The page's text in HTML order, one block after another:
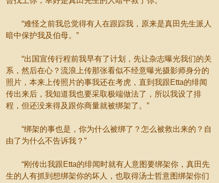
“难怪之前我总觉得有人在跟踪我，原来是真田先生派人
暗中保护我及伯母。”
“出国宣传行程前我早有了计划，先让杂志曝光我们的关
系，然后在心？流浪上传那张看似不经意曝光摄影师身分的
照片，本来上传照片的事我还在考虎，直到我跟Etta的绯闻
传出来后，我知道我也要采取极端做法了，所以我设了排
程，但还没来得及跟你商量就被绑架了。”
“绑架的事也是，你为什么被绑了？怎么被救出来的？自
由了为什么不告诉我？”
“刚传出我跟Etta的绯闻时就有人意图要绑架你，真田先
生的人有抓到想绑架你的坏人，也取得汤士哲意图绑架你们